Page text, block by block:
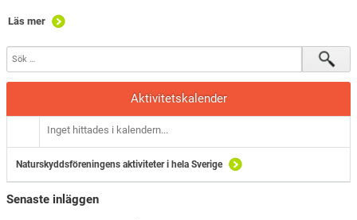
Läs mer
Aktivitetskalender
Inget hittades i kalendern...
Naturskyddsföreningens aktiviteter i hela Sverige
Senaste inläggen